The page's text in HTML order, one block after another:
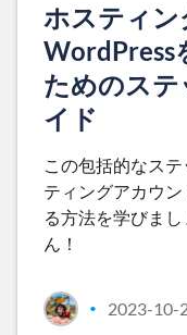
ホスティ
WordPress
ためのス
イド
この包括的なス
ティングアカウ
る方法を学びま
ん！
• 2023-10-